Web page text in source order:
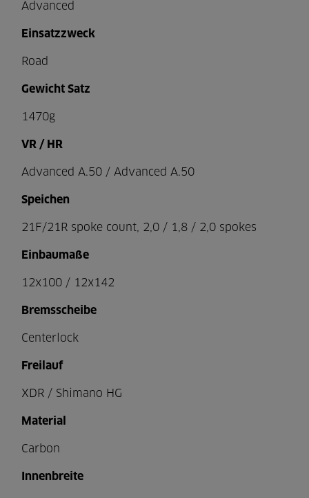
Advanced
Einsatzzweck
Road
Gewicht Satz
1470g
VR / HR
Advanced A.50 / Advanced A.50
Speichen
21F/21R spoke count, 2,0 / 1,8 / 2,0 spokes
Einbaumaße
12x100 / 12x142
Bremsscheibe
Centerlock
Freilauf
XDR / Shimano HG
Material
Carbon
Innenbreite